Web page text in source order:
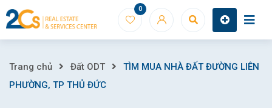
Skip
to
0
TÌM
MUA
Trang chủ Đất ODT
TÌM MUA NHÀ ĐẤT ĐƯỜNG LIÊN
PHƯỜNG, TP THỦ ĐỨC